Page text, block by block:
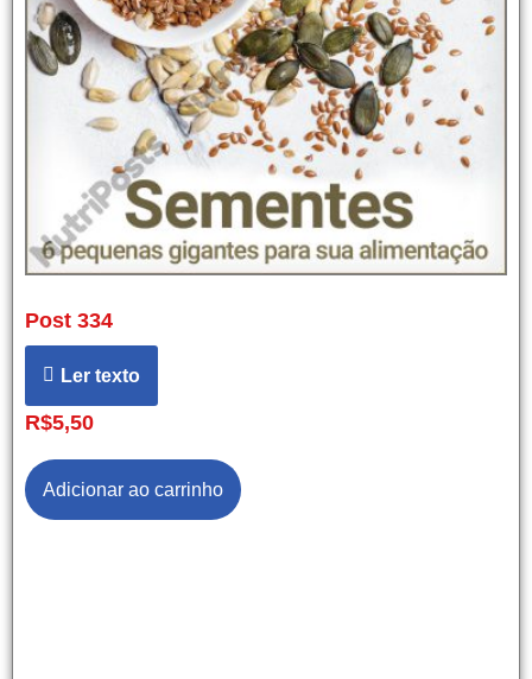
Post 334
Ler texto
R$5,50
Adicionar ao carrinho